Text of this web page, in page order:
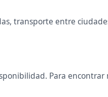
transporte entre
Para encontrar